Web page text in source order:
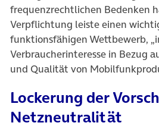
frequenzrechtlichen Bedenken
Verpflichtung leiste einen
funktionsfähigen Wettbewerb,
Verbraucherinteresse in Bezug
und Qualität von
Lockerung der
Netzneutralität